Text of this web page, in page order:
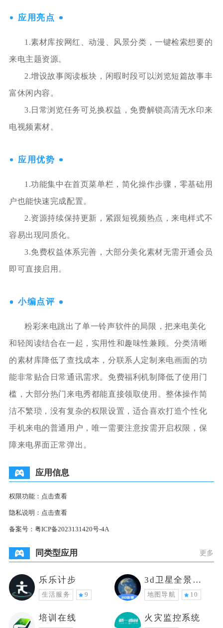
应用亮点
1.素材库按网红、动漫、风景分类，一键检索想要的
来电主题资源。
2.增设故事阅读板块，闲暇时段可以浏览短篇故事丰
富休闲内容。
3.日常浏览任务可兑换权益，免费解锁高清无水印来
电视频素材。
应用优势
1.功能集中在首页菜单栏，简化操作步骤，零基础用
户也能快速完成配置。
2.资源持续保持更新，紧跟短视频热点，来电样式不
容易出现同质化。
3.免费权益体系完善，大部分美化素材无需开通会员
即可直接启用。
小编点评
粉彩来电跳出了单一铃声软件的局限，把来电美化
和轻阅读结合在一起，实用性和趣味性兼顾。分类清晰
的素材库降低了查找成本，分联系人定制来电画面的功
能非常贴合日常通讯需求。免费福利机制降低了使用门
槛，大部分热门来电秀都能直接领取使用。整体操作简
洁不繁琐，没有复杂的权限设置，适合喜欢打造个性化
手机来电的普通用户，唯一需要注意按需开启权限，保
障来电界面正常弹出。
应用信息
权限功能： 点击查看
隐私说明： 点击查看
备案号： 粤ICP备2023131420号-4A
同类型应用 更多
乐乐计步
生活服务 9
3d卫星全景地
图
地图导航 10
培训在线 火灾监控系统